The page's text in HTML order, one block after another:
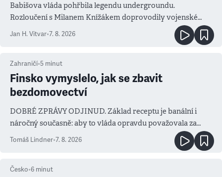
Babišova vláda pohřbila legendu undergroundu.
Rozloučení s Milanem Knížákem doprovodily vojenské
salvy i kritika pokrokářů
Jan H. Vitvar•7. 8. 2026
Zahraničí•5 minut
Finsko vymyslelo, jak se zbavit
bezdomovectví
DOBRÉ ZPRÁVY ODJINUD. Základ receptu je banální i
náročný současně: aby to vláda opravdu považovala za
prioritu
Tomáš Lindner•7. 8. 2026
Česko•6 minut